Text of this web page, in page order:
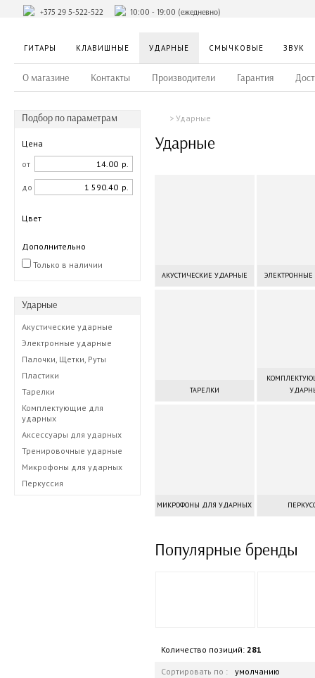
+375 29 5-522-522 10:00 - 19:00 (ежедневно)
ГИТАРЫ КЛАВИШНЫЕ УДАРНЫЕ СМЫЧКОВЫЕ ЗВУК
О магазине Контакты Производители Гарантия
Подбор по параметрам
Цена
от
р.
до р.
Цвет
Дополнительно
Только в наличии
Ударные
Акустические ударные
Электронные ударные
Палочки, Щетки, Руты
Пластики
Тарелки
Комплектующие для
ударных
Аксессуары для ударных
Тренировочные ударные
Микрофоны для ударных
Перкуссия
Ударные
Ударные
АКУСТИЧЕСКИЕ УДАРНЫЕ
ТАРЕЛКИ
МИКРОФОНЫ ДЛЯ УДАРНЫХ
Популярные бренды
Количество позиций: 281
Сортировать по : умолчанию